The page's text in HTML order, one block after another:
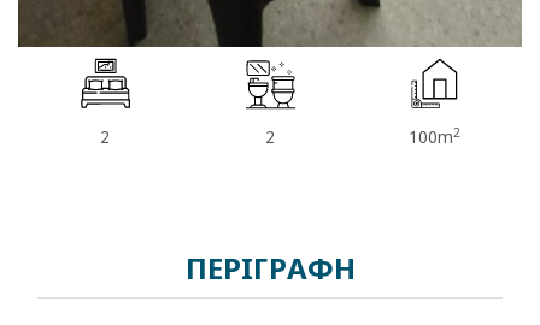
2 2 100m2
ΠΕΡΙΓΡΑΦΗ